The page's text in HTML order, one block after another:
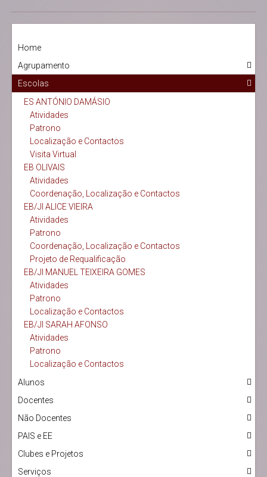
Home
Agrupamento
Escolas
ES ANTÓNIO DAMÁSIO
Atividades
Patrono
Localização e Contactos
Visita Virtual
EB OLIVAIS
Atividades
Coordenação, Localização e Contactos
EB/JI ALICE VIEIRA
Atividades
Patrono
Coordenação, Localização e Contactos
Projeto de Requalificação
EB/JI MANUEL TEIXEIRA GOMES
Atividades
Patrono
Localização e Contactos
EB/JI SARAH AFONSO
Atividades
Patrono
Localização e Contactos
Alunos
Docentes
Não Docentes
PAIS e EE
Clubes e Projetos
Serviços